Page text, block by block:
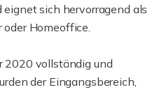
sich hervorragend als
oder Homeoffice.
2020 vollständig und
der Eingangsbereich,